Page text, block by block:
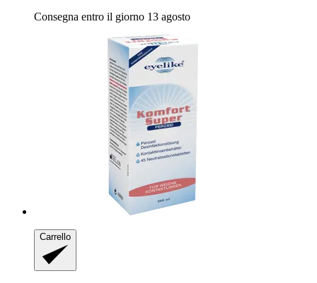
Consegna entro il giorno 13 agosto
Carrello